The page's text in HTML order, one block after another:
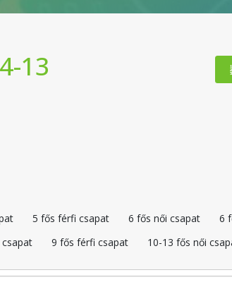
13
5 fős férfi csapat 6 fős női csapat 6
9 fős férfi csapat 10-13 fős női